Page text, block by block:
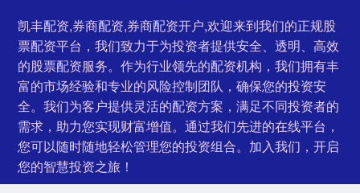
凯丰配资,券商配资,券商配资开户,欢迎来到我们的正规股
票配资平台，我们致力于为投资者提供安全、透明、高效
的股票配资服务。作为行业领先的配资机构，我们拥有丰
富的市场经验和专业的风险控制团队，确保您的投资安
全。我们为客户提供灵活的配资方案，满足不同投资者的
需求，助力您实现财富增值。通过我们先进的在线平台，
您可以随时随地轻松管理您的投资组合。加入我们，开启
您的智慧投资之旅！